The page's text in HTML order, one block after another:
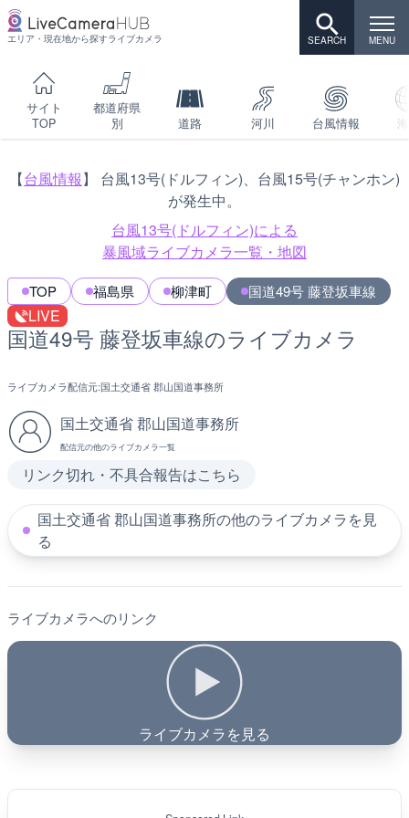
エリア・現在地から探すライブカメラ
サイト
TOP
都道府県
別
道路 河川 台風情報
【台風情報】 台風13号(ドルフィン)、台風15号(チャンホン)
が発生中。
台風13号(ドルフィン)による
暴風域ライブカメラ一覧・地図
TOP 福島県 柳津町 国道49号 藤登坂車線
LIVE
国道49号 藤登坂車線のライブカメラ
ライブカメラ配信元:国土交通省 郡山国道事務所
国土交通省 郡山国道事務所
配信元の他のライブカメラ一覧
リンク切れ・不具合報告はこちら
国土交通省 郡山国道事務所の他のライブカメラを見
る
ライブカメラへのリンク
ライブカメラを見る